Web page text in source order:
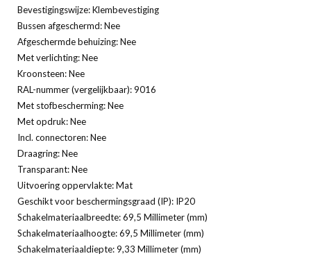
Bevestigingswijze: Klembevestiging
Bussen afgeschermd: Nee
Afgeschermde behuizing: Nee
Met verlichting: Nee
Kroonsteen: Nee
RAL-nummer (vergelijkbaar): 9016
Met stofbescherming: Nee
Met opdruk: Nee
Incl. connectoren: Nee
Draagring: Nee
Transparant: Nee
Uitvoering oppervlakte: Mat
Geschikt voor beschermingsgraad (IP): IP20
Schakelmateriaalbreedte: 69,5 Millimeter (mm)
Schakelmateriaalhoogte: 69,5 Millimeter (mm)
Schakelmateriaaldiepte: 9,33 Millimeter (mm)